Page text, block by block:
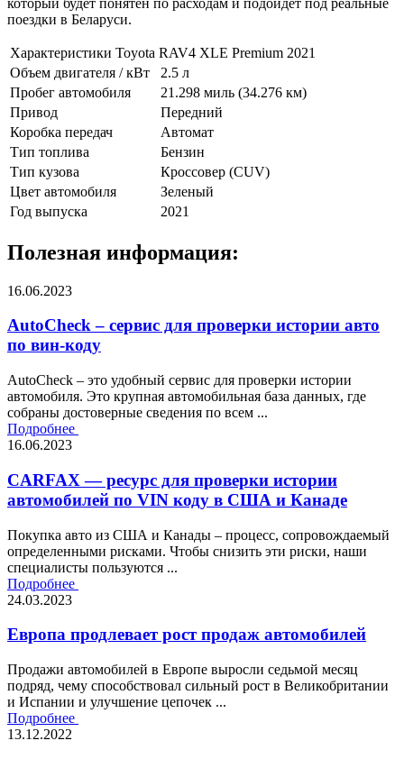
поездки в Беларуси.
Характеристики Toyota RAV4 XLE Premium 2021
Объем двигателя / кВт
2.5 л
Пробег автомобиля
21.298 миль (34.276 км)
Привод
Передний
Коробка передач
Автомат
Тип топлива
Бензин
Тип кузова
Кроссовер (CUV)
Цвет автомобиля
Зеленый
Год выпуска
2021
Полезная информация:
16.06.2023
AutoCheck – сервис для проверки истории авто
по вин-коду
AutoCheck – это удобный сервис для проверки истории
автомобиля. Это крупная автомобильная база данных, где
собраны достоверные сведения по всем ...
Подробнее
16.06.2023
CARFAX — ресурс для проверки истории
автомобилей по VIN коду в США и Канаде
Покупка авто из США и Канады – процесс, сопровождаемый
определенными рисками. Чтобы снизить эти риски, наши
специалисты пользуются ...
Подробнее
24.03.2023
Европа продлевает рост продаж автомобилей
Продажи автомобилей в Европе выросли седьмой месяц
подряд, чему способствовал сильный рост в Великобритании
и Испании и улучшение цепочек ...
Подробнее
13.12.2022